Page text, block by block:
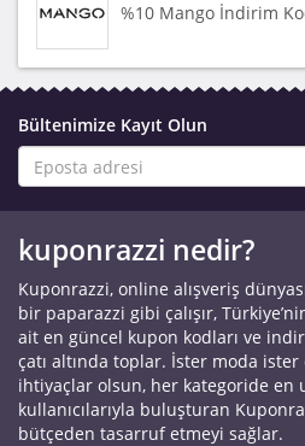
%10 Mango İndirim
Bültenimize Kayıt Olun
kuponrazzi nedir?
Kuponrazzi, online alışveriş
bir paparazzi gibi çalışır,
ait en güncel kupon kodları ve
çatı altında toplar. İster moda
ihtiyaçlar olsun, her kategoride en
kullanıcılarıyla buluşturan
bütçeden tasarruf etmeyi sağlar.